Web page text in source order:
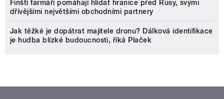
Finští farmáři pomáhají hlídat hranice před Rusy, svými
dřívějšími největšími obchodními partnery
Jak těžké je dopátrat majitele dronu? Dálková identifikace
je hudba blízké budoucnosti, říká Plaček